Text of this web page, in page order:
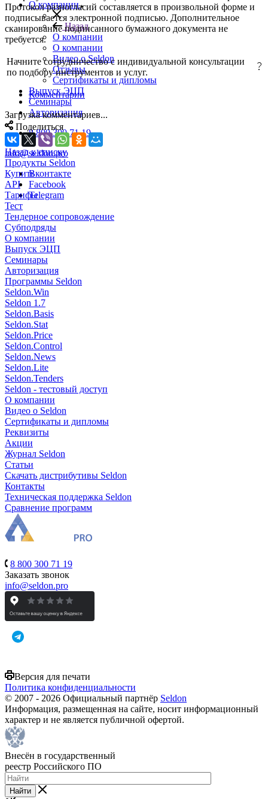
О компании
Назад
О компании
О компании
Видео о Seldon
Отзывы
Сертификаты и дипломы
Выпуск ЭЦП
Семинары
Авторизация
8 800 300 71 19
info@seldon.pro
Вконтакте
Facebook
Telegram
Протокол разногласий составляется в произвольной форме и
подписывается электронной подписью. Дополнительное
сканирование подписанного бумажного документа не
требуется.
Начните сотрудничество с индивидуальной консультации
по подбору инструментов и услуг.
Комментарии
Загрузка комментариев...
Поделиться
Назад к списку
Продукты Seldon
Купить
API
Тарифы
Тест
Тендерное сопровождение
Субподряды
О компании
Выпуск ЭЦП
Семинары
Авторизация
Программы Seldon
Seldon.Win
Seldon 1.7
Seldon.Basis
Seldon.Stat
Seldon.Price
Seldon.Control
Seldon.News
Seldon.Lite
Seldon.Tenders
Seldon - тестовый доступ
О компании
Видео о Seldon
Сертификаты и дипломы
Реквизиты
Акции
Журнал Seldon
Статьи
Скачать дистрибутивы Seldon
Контакты
Техническая поддержка Seldon
Сравнение программ
8 800 300 71 19
Заказать звонок
info@seldon.pro
Версия для печати
Политика конфиденциальности
© 2007 - 2026 Официальный партнёр Seldon
Информация, размещенная на сайте, носит информационный
характер и не является публичной офертой.
Внесён в государственный
реестр Российского ПО
Найти